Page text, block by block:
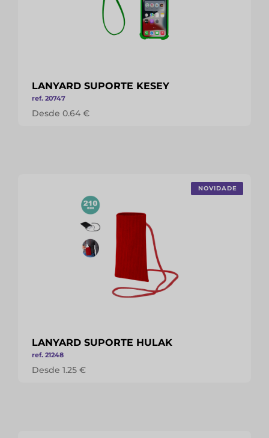
LANYARD SUPORTE KESEY
ref. 20747
Desde 0.64 €
NOVIDADE
LANYARD SUPORTE HULAK
ref. 21248
Desde 1.25 €